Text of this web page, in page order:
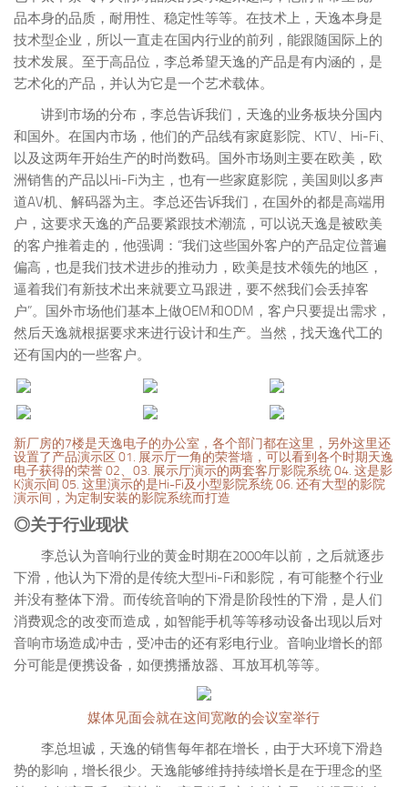
品本身的品质，耐用性、稳定性等等。在技术上，天逸本身是
技术型企业，所以一直走在国内行业的前列，能跟随国际上的
技术发展。至于高品位，李总希望天逸的产品是有内涵的，是
艺术化的产品，并认为它是一个艺术载体。
讲到市场的分布，李总告诉我们，天逸的业务板块分国内
和国外。在国内市场，他们的产品线有家庭影院、KTV、Hi-Fi、
以及这两年开始生产的时尚数码。国外市场则主要在欧美，欧
洲销售的产品以Hi-Fi为主，也有一些家庭影院，美国则以多声
道AV机、解码器为主。李总还告诉我们，在国外的都是高端用
户，这要求天逸的产品要紧跟技术潮流，可以说天逸是被欧美
的客户推着走的，他强调：“我们这些国外客户的产品定位普遍
偏高，也是我们技术进步的推动力，欧美是技术领先的地区，
逼着我们有新技术出来就要立马跟进，要不然我们会丢掉客
户”。国外市场他们基本上做OEM和ODM，客户只要提出需求，
然后天逸就根据要求来进行设计和生产。当然，找天逸代工的
还有国内的一些客户。
新厂房的7楼是天逸电子的办公室，各个部门都在这里，另外这里还
设置了产品演示区 01. 展示厅一角的荣誉墙，可以看到各个时期天逸
电子获得的荣誉 02、03. 展示厅演示的两套客厅影院系统 04. 这是影
K演示间 05. 这里演示的是Hi-Fi及小型影院系统 06. 还有大型的影院
演示间，为定制安装的影院系统而打造
◎关于行业现状
李总认为音响行业的黄金时期在2000年以前，之后就逐步
下滑，他认为下滑的是传统大型Hi-Fi和影院，有可能整个行业
并没有整体下滑。而传统音响的下滑是阶段性的下滑，是人们
消费观念的改变而造成，如智能手机等等移动设备出现以后对
音响市场造成冲击，受冲击的还有彩电行业。音响业增长的部
分可能是便携设备，如便携播放器、耳放耳机等等。
媒体见面会就在这间宽敞的会议室举行
李总坦诚，天逸的销售每年都在增长，由于大环境下滑趋
势的影响，增长很少。天逸能够维持持续增长是在于理念的坚